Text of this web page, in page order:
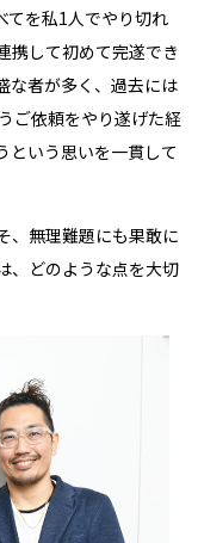
てを私1人でやり切れ
携して初めて完遂でき
な者が多く、過去には
ご依頼をやり遂げた経
という思いを一貫して
、無理難題にも果敢に
、どのような点を大切